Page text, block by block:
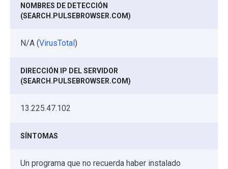
NOMBRES DE DETECCIÓN
(SEARCH.PULSEBROWSER.COM)
N/A (VirusTotal)
DIRECCIÓN IP DEL SERVIDOR
(SEARCH.PULSEBROWSER.COM)
13.225.47.102
SÍNTOMAS
Un programa que no recuerda haber instalado